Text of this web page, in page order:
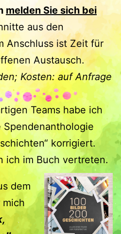
melden Sie sich bei
aus den
Anschluss ist Zeit für
Austausch.
Kosten: auf Anfrage
Teams habe ich
korrigiert.
ich im Buch vertreten.
dem
mich